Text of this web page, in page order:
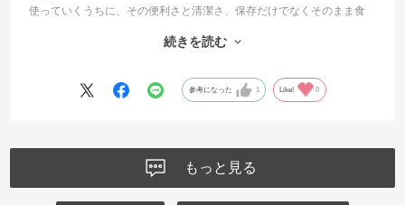
使っていくうちに、その便利さと清潔さ、保存だけでなくそのまま食
続きを読む
参考になった 1 Like! 0
もっと見る